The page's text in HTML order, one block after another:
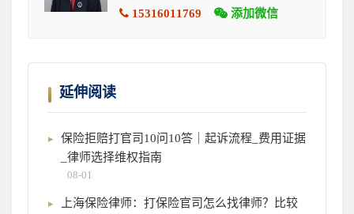
15316011769 添加微信
延伸阅读
保险拒赔打官司10问10答｜起诉流程_费用证据
_律师选择维权指南
08-01
上海保险律师：打保险官司怎么找律师？比较